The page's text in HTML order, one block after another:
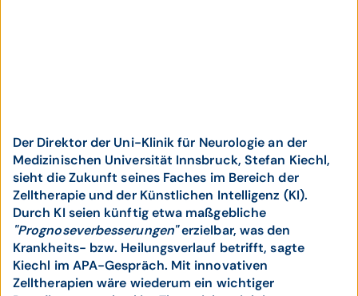
Der Direktor der Uni-Klinik für Neurologie an der
Medizinischen Universität Innsbruck, Stefan Kiechl,
sieht die Zukunft seines Faches im Bereich der
Zelltherapie und der Künstlichen Intelligenz (KI).
Durch KI seien künftig etwa maßgebliche
"Prognoseverbesserungen"erzielbar, was den
Krankheits- bzw. Heilungsverlauf betrifft, sagte
Kiechl im APA-Gespräch. Mit innovativen
Zelltherapien wäre wiederum ein wichtiger